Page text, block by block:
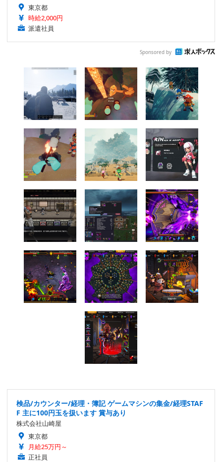
東京都
時給2,000円
派遣社員
Sponsored by
検品/カウンター/経理・簿記 ゲームマシンの集金/経理STAF
F 主に100円玉を扱います 賞与あり
株式会社山崎屋
東京都
月給25万円～
正社員